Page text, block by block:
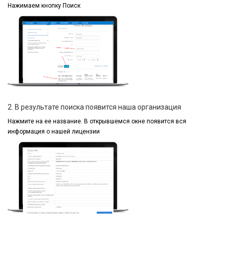
Нажимаем кнопку Поиск
2. В результате поиска появится наша организация
Нажмите на ее название. В открывшемся окне появится вся
информация о нашей лицензии